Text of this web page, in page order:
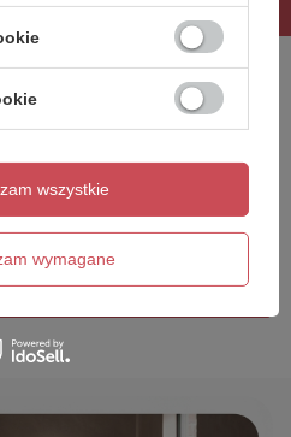
opinię
wymagane
wszystkie